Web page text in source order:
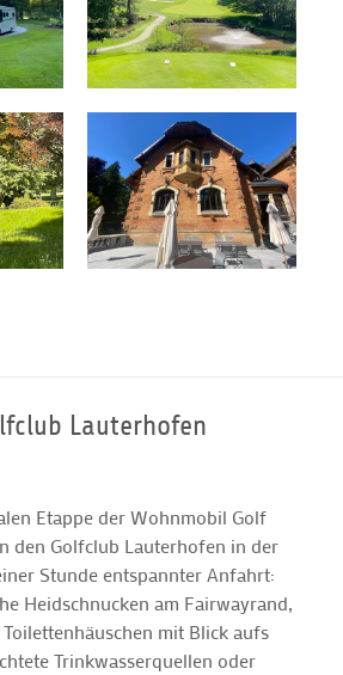
Lauterhofen
Etappe der Wohnmobil Golf
den Golfclub Lauterhofen in der
Stunde entspannter Anfahrt:
Heidschnucken am Fairwayrand,
mit Blick aufs
Trinkwasserquellen oder